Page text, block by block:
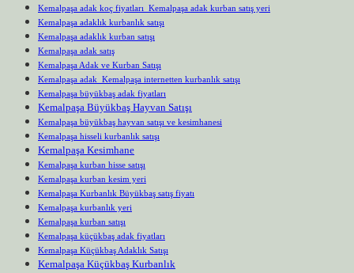
Kemalpaşa adak koç fiyatları Kemalpaşa adak kurban satış yeri
Kemalpaşa adaklık kurbanlık satışı
Kemalpaşa adaklık kurban satışı
Kemalpaşa adak satış
Kemalpaşa Adak ve Kurban Satışı
Kemalpaşa adak Kemalpaşa internetten kurbanlık satışı
Kemalpaşa büyükbaş adak fiyatları
Kemalpaşa Büyükbaş Hayvan Satışı
Kemalpaşa büyükbaş hayvan satışı ve kesimhanesi
Kemalpaşa hisseli kurbanlık satışı
Kemalpaşa Kesimhane
Kemalpaşa kurban hisse satışı
Kemalpaşa kurban kesim yeri
Kemalpaşa Kurbanlık Büyükbaş satış fiyatı
Kemalpaşa kurbanlık yeri
Kemalpaşa kurban satışı
Kemalpaşa küçükbaş adak fiyatları
Kemalpaşa Küçükbaş Adaklık Satışı
Kemalpaşa Küçükbaş Kurbanlık